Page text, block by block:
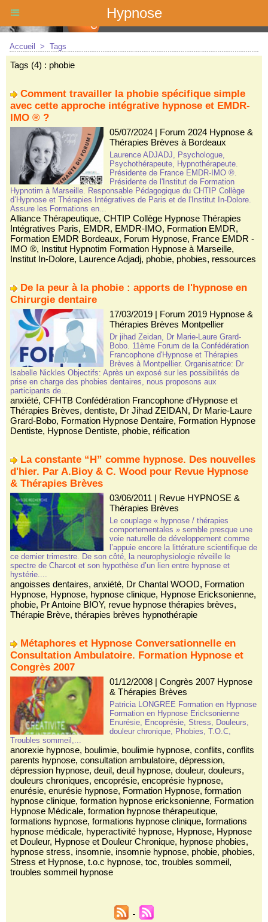
Hypnose
Accueil > Tags
Tags (4) : phobie
Comment travailler la phobie spécifique simple
avec cette approche intégrative hypnose et EMDR-
IMO ® ?
05/07/2024| Forum 2024 Hypnose &
Thérapies Brèves à Bordeaux
Laurence ADJADJ, Psychologue,
Psychothérapeute, Hypnothérapeute.
Présidente de France EMDR-IMO ®.
Présidente de l'Institut de Formation
Hypnotim à Marseille. Responsable Pédagogique du CHTIP Collège
d’Hypnose et Thérapies Intégratives de Paris et de l'Institut In-Dolore.
Assure les Formations en...
Alliance Thérapeutique, CHTIP Collège Hypnose Thérapies
Intégratives Paris, EMDR, EMDR-IMO, Formation EMDR,
Formation EMDR Bordeaux, Forum Hypnose, France EMDR -
IMO ®, Institut Hypnotim Formation Hypnose à Marseille,
Institut In-Dolore, Laurence Adjadj, phobie, phobies, ressources
De la peur à la phobie : apports de l'hypnose en
Chirurgie dentaire
17/03/2019| Forum 2019 Hypnose &
Thérapies Brèves Montpellier
Dr jihad Zeidan, Dr Marie-Laure Grard-
Bobo. 11ème Forum de la Confédération
Francophone d'Hypnose et Thérapies
Brèves à Montpellier. Organisatrice: Dr
Isabelle Nickles Objectifs: Après un exposé sur les possibilités de
prise en charge des phobies dentaires, nous proposons aux
participants de...
anxiété, CFHTB Confédération Francophone d'Hypnose et
Thérapies Brèves, dentiste, Dr Jihad ZEIDAN, Dr Marie-Laure
Grard-Bobo, Formation Hypnose Dentaire, Formation Hypnose
Dentiste, Hypnose Dentiste, phobie, réification
La constante “H” comme hypnose. Des nouvelles
d'hier. Par A.Bioy & C. Wood pour Revue Hypnose
& Thérapies Brèves
03/06/2011 | Revue HYPNOSE &
Thérapies Brèves
Le couplage « hypnose / thérapies
comportementales » semble presque une
voie naturelle de développement comme
l’appuie encore la littérature scientifique de
ce dernier trimestre. De son côté, la neurophysiologie réveille le
spectre de Charcot et son hypothèse d’un lien entre hypnose et
hystérie....
angoisses dentaires, anxiété, Dr Chantal WOOD, Formation
Hypnose, Hypnose, hypnose clinique, Hypnose Ericksonienne,
phobie, Pr Antoine BIOY, revue hypnose thérapies brèves,
Thérapie Brève, thérapies brèves hypnothérapie
Métaphores et Hypnose Conversationnelle en
Consultation Ambulatoire. Formation Hypnose et
Congrès 2007
01/12/2008| Congrès 2007 Hypnose
& Thérapies Brèves
Patricia LONGREE Formation en Hypnose
Formation en Hypnose Ericksonienne
Enurésie, Encoprésie, Stress, Douleurs,
douleur chronique, Phobies, T.O.C,
Troubles sommeil,...
anorexie hypnose, boulimie, boulimie hypnose, conflits, conflits
parents hypnose, consultation ambulatoire, dépression,
dépression hypnose, deuil, deuil hypnose, douleur, douleurs,
douleurs chroniques, encoprésie, encoprésie hypnose,
enurésie, enurésie hypnose, Formation Hypnose, formation
hypnose clinique, formation hypnose ericksonienne, Formation
Hypnose Médicale, formation hypnose thérapeutique,
formations hypnose, formations hypnose clinique, formations
hypnose médicale, hyperactivité hypnose, Hypnose, Hypnose
et Douleur, Hypnose et Douleur Chronique, hypnose phobies,
hypnose stress, insomnie, insomnie hypnose, phobie, phobies,
Stress et Hypnose, t.o.c hypnose, toc, troubles sommeil,
troubles sommeil hypnose